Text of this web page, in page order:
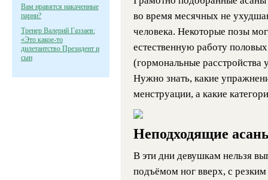
Вам нравятся накаченные
парни?
Тренер Валерий Газзаев:
«Это какое-то
дилетантство Президент и
сын
во время месячных не
человека. Некоторые позы
естественную работу
(гормональные расстройства
Нужно знать, какие
менструации, а какие
Неподходящие
В эти дни девушкам нельзя
подъёмом ног вверх, с